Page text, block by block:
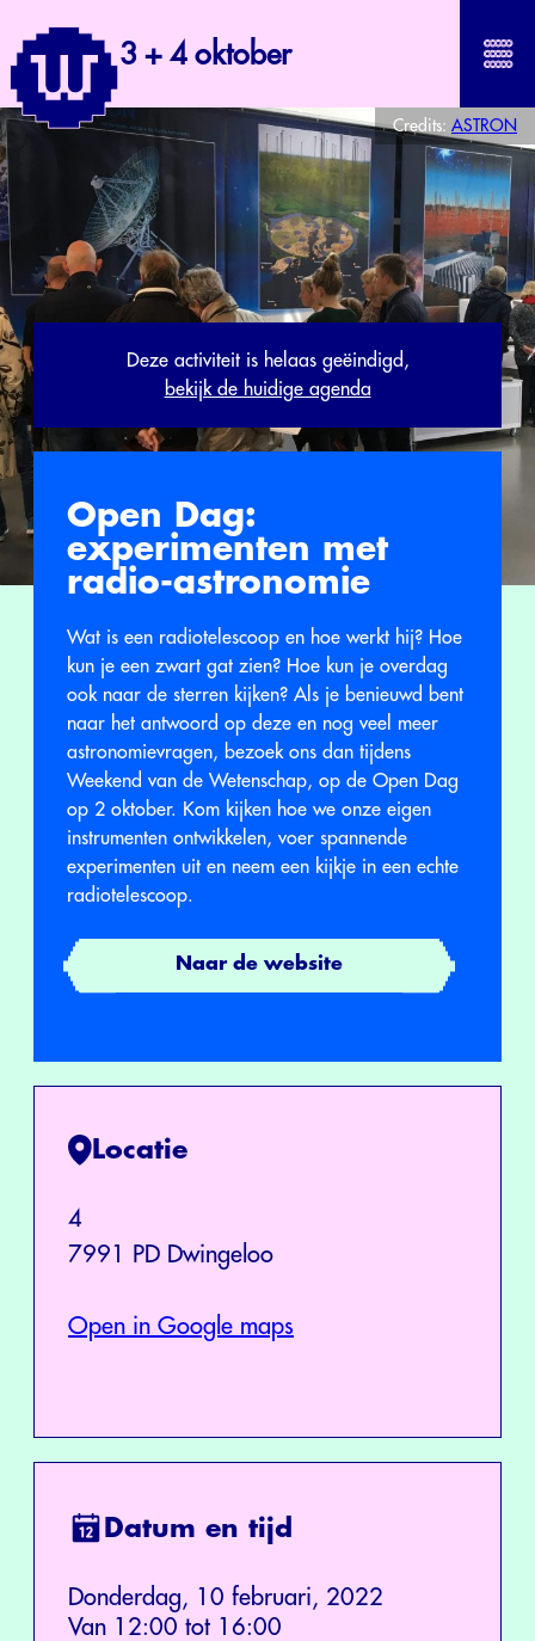
3 + 4 oktober
Credits: ASTRON
Deze activiteit is helaas geëindigd,
bekijk de huidige agenda
Open Dag:
experimenten met
radio-astronomie
Wat is een radiotelescoop en hoe werkt hij? Hoe
kun je een zwart gat zien? Hoe kun je overdag
ook naar de sterren kijken? Als je benieuwd bent
naar het antwoord op deze en nog veel meer
astronomievragen, bezoek ons dan tijdens
Weekend van de Wetenschap, op de Open Dag
op 2 oktober. Kom kijken hoe we onze eigen
instrumenten ontwikkelen, voer spannende
experimenten uit en neem een kijkje in een echte
radiotelescoop.
Naar de website
Locatie
4
7991 PD Dwingeloo
Open in Google maps
Datum en tijd
Donderdag, 10 februari, 2022
Van 12:00 tot 16:00